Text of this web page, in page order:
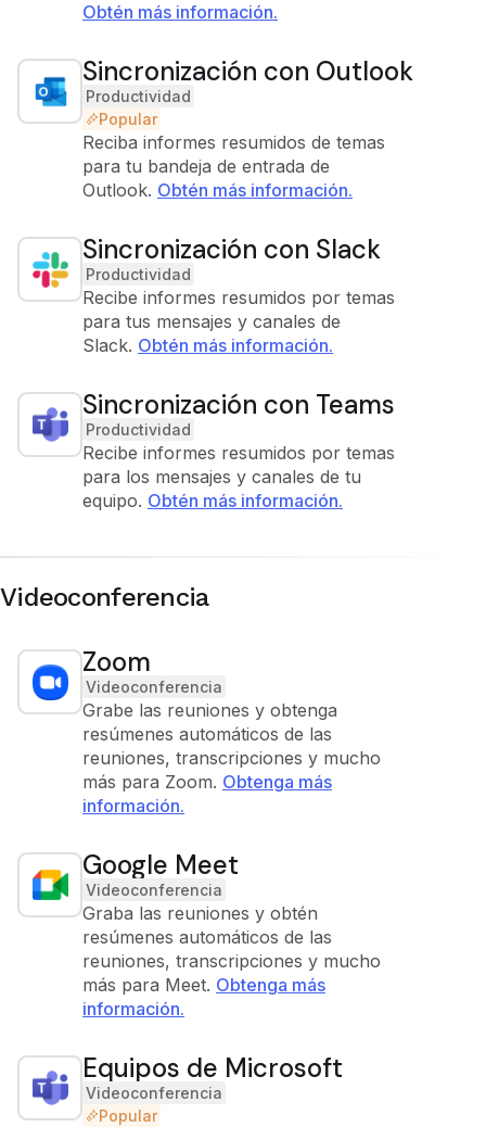
Obtén más información.
Sincronización con Outlook
Productividad
Popular
Reciba informes resumidos de temas
para tu bandeja de entrada de
Outlook. Obtén más información.
Sincronización con Slack
Productividad
Recibe informes resumidos por temas
para tus mensajes y canales de
Slack. Obtén más información.
Sincronización con Teams
Productividad
Recibe informes resumidos por temas
para los mensajes y canales de tu
equipo. Obtén más información.
Videoconferencia
Zoom
Videoconferencia
Grabe las reuniones y obtenga
resúmenes automáticos de las
reuniones, transcripciones y mucho
más para Zoom. Obtenga más
información.
Google Meet
Videoconferencia
Graba las reuniones y obtén
resúmenes automáticos de las
reuniones, transcripciones y mucho
más para Meet. Obtenga más
información.
Equipos de Microsoft
Videoconferencia
Popular